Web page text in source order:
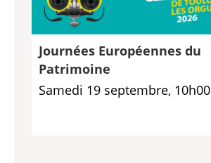
Journées Européennes du
Patrimoine
Samedi 19 septembre, 10h00